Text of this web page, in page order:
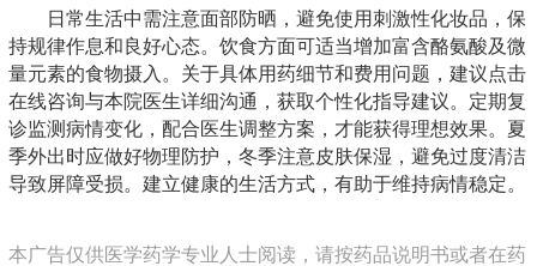
日常生活中需注意面部防晒，避免使用刺激性化妆品，保
持规律作息和良好心态。饮食方面可适当增加富含酪氨酸及微
量元素的食物摄入。关于具体用药细节和费用问题，建议点击
在线咨询与本院医生详细沟通，获取个性化指导建议。定期复
诊监测病情变化，配合医生调整方案，才能获得理想效果。夏
季外出时应做好物理防护，冬季注意皮肤保湿，避免过度清洁
导致屏障受损。建立健康的生活方式，有助于维持病情稳定。
本广告仅供医学药学专业人士阅读，请按药品说明书或者在药